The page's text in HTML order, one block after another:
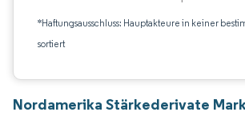
*Haftungsausschluss: Hauptakteure in keiner
sortiert
Nordamerika Stärkederivate